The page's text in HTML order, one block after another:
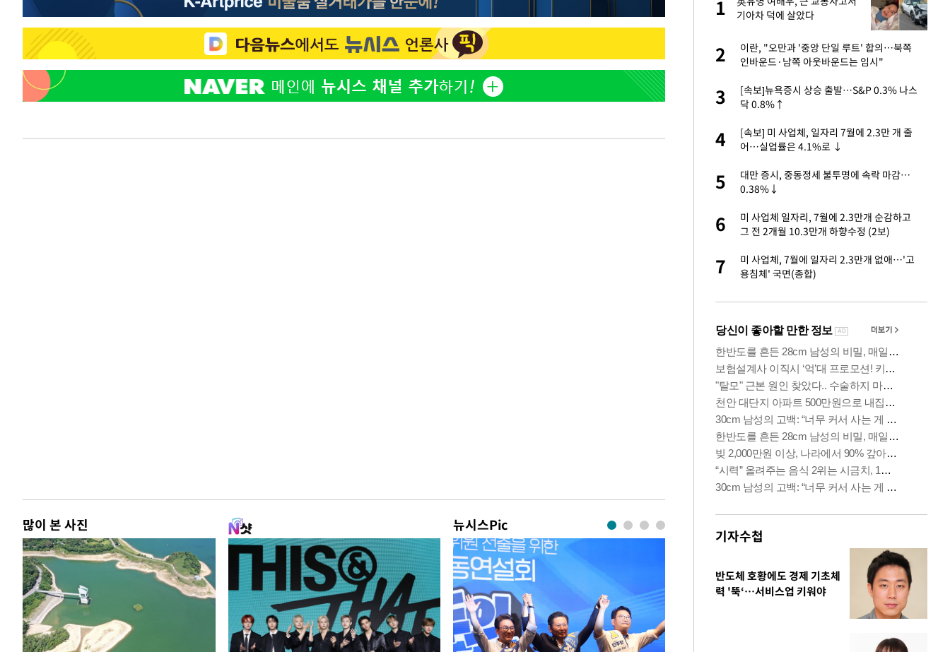
많이 본 사진 뉴시스Pic
날 죽이는 것 같았다" 눈물
2
생각도"
3
[단독]인천 부평구 아파트서 10대가 40대 친
모 살해
4
1
기아차 덕에 살았다
2
이란, "오만과 '중앙 단일 루트' 합의…북쪽
인바운드·남쪽 아웃바운드는 임시"
3
[속보]뉴욕증시 상승 출발…S&P 0.3% 나스
닥 0.8%↑
4
[속보] 미 사업체, 일자리 7월에 2.3만 개 줄
어…실업률은 4.1%로 ↓
5
대만 증시, 중동정세 불투명에 속락 마감…
0.38%↓
6
미 사업체 일자리, 7월에 2.3만개 순감하고
그 전 2개월 10.3만개 하향수정 (2보)
7
미 사업체, 7월에 일자리 2.3만개 없애…'고
용침체' 국면(종합)
기자수첩
반도체 호황에도 경제 기초체
력 '뚝‘…서비스업 키워야